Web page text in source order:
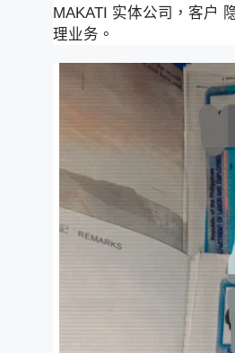
MAKATI 实体公司，客户
理业务。